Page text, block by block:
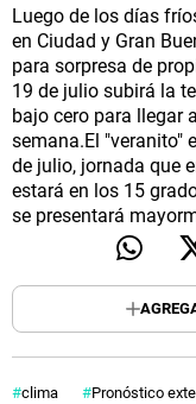
Luego de los días
en Ciudad y Gran
para sorpresa de
19 de julio subirá la
bajo cero para llegar
semana.El "veranito"
de julio, jornada que
estará en los 15
se presentará
clima Pronóstico